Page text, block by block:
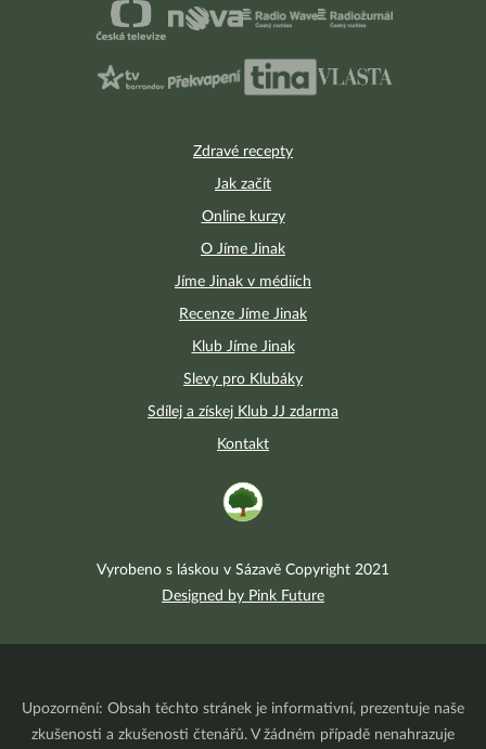
Zdravé recepty
Jak začít
Online kurzy
O Jíme Jinak
Jíme Jinak v médiích
Recenze Jíme Jinak
Klub Jíme Jinak
Slevy pro Klubáky
Sdílej a získej Klub JJ zdarma
Kontakt
Vyrobeno s láskou v Sázavě Copyright 2021
Designed by Pink Future
Upozornění: Obsah těchto stránek je informativní, prezentuje naše
zkušenosti a zkušenosti čtenářů. V žádném případě nenahrazuje